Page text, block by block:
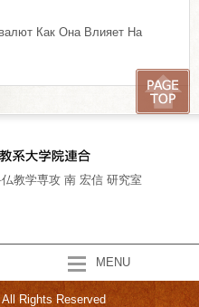
Как Она Влияет На
教学専攻 南 宏信 研究室
MENU
Rights Reserved